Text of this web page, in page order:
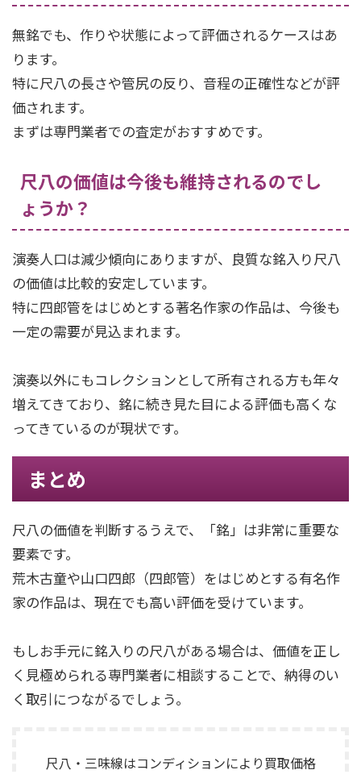
無銘でも、作りや状態によって評価されるケースはあ
ります。
特に尺八の長さや管尻の反り、音程の正確性などが評
価されます。
まずは専門業者での査定がおすすめです。
尺八の価値は今後も維持されるのでし
ょうか？
演奏人口は減少傾向にありますが、良質な銘入り尺八
の価値は比較的安定しています。
特に四郎管をはじめとする著名作家の作品は、今後も
一定の需要が見込まれます。
演奏以外にもコレクションとして所有される方も年々
増えてきており、銘に続き見た目による評価も高くな
ってきているのが現状です。
まとめ
尺八の価値を判断するうえで、「銘」は非常に重要な
要素です。
荒木古童や山口四郎（四郎管）をはじめとする有名作
家の作品は、現在でも高い評価を受けています。
もしお手元に銘入りの尺八がある場合は、価値を正し
く見極められる専門業者に相談することで、納得のい
く取引につながるでしょう。
尺八・三味線はコンディションにより買取価格